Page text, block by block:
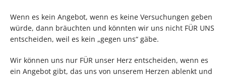
Wenn es kein Angebot, wenn es keine Versuchungen geben
würde, dann bräuchten und könnten wir uns nicht FÜR UNS
entscheiden, weil es kein „gegen uns“ gäbe.
Wir können uns nur FÜR unser Herz entscheiden, wenn es
ein Angebot gibt, das uns von unserem Herzen ablenkt und